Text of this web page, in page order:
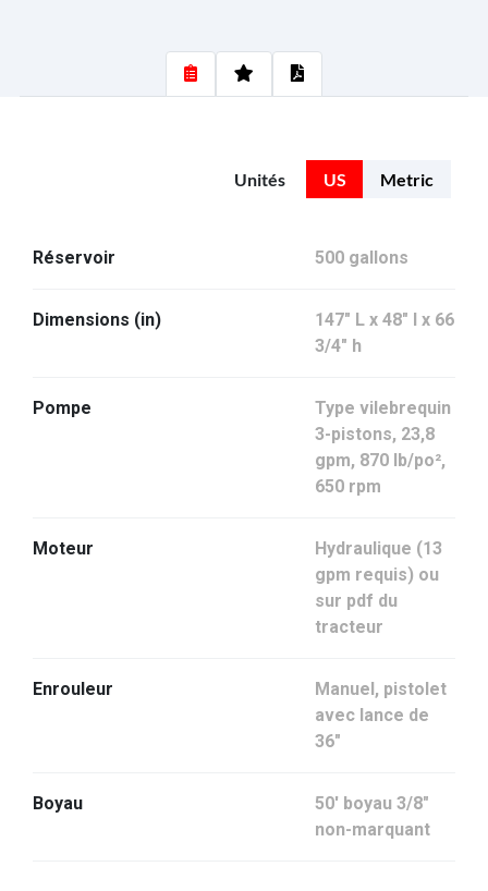
Unités US Metric
Réservoir 500 gallons
Dimensions (in)
147" L x 48" l x 66
3/4" h
Pompe
Type vilebrequin
3-pistons, 23,8
gpm, 870 lb/po²,
650 rpm
Moteur
Hydraulique (13
gpm requis) ou
sur pdf du
tracteur
Enrouleur
Manuel, pistolet
avec lance de
36″
Boyau
50′ boyau 3/8″
non-marquant